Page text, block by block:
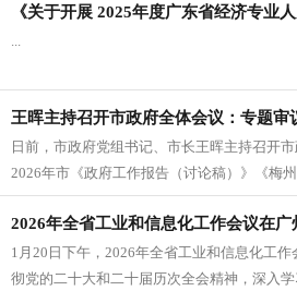
《关于开展 2025年度广东省经济专业
知》延期发布的通知
...
王晖主持召开市政府全体会议：专题审
告（讨论稿）》《梅州市国民经济和社
纲要（草案）》等
日前，市政府党组书记、市长王晖主持召开
2026年市《政府工作报告（讨论稿）》《梅
五个五年规划纲要（草案）》等。...
2026年全省工业和信息化工作会议在广
1月20日下午，2026年全省工业和信息化工
彻党的二十大和二十届历次全会精神，深入